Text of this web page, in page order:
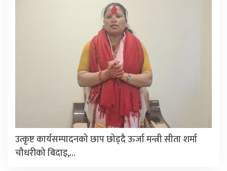
उत्कृष्ट कार्यसम्पादनको छाप छोड्दै ऊर्जा मन्त्री सीता शर्मा
चौधरीको बिदाइ,…